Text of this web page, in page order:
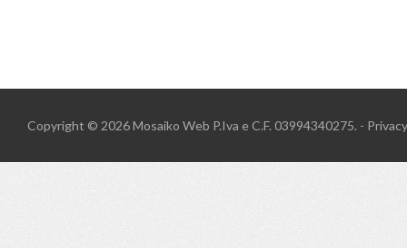
Copyright © 2026Mosaiko Web P.Iva e C.F. 03994340275. - Privacy